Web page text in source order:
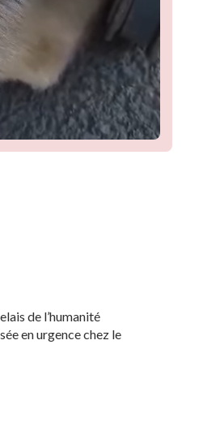
de l’humanité
en urgence chez le